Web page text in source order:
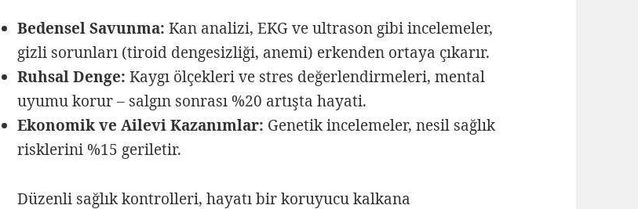
Bedensel Savunma: Kan analizi, EKG ve ultrason gibi incelemeler,
gizli sorunları (tiroid dengesizliği, anemi) erkenden ortaya çıkarır.
Ruhsal Denge: Kaygı ölçekleri ve stres değerlendirmeleri, mental
uyumu korur – salgın sonrası %20 artışta hayati.
Ekonomik ve Ailevi Kazanımlar: Genetik incelemeler, nesil sağlık
risklerini %15 geriletir.
Düzenli sağlık kontrolleri, hayatı bir koruyucu kalkana